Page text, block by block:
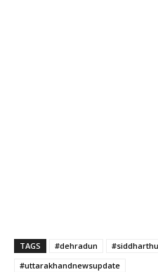
TAGS #dehradun
#uttarakhandnewsupdate